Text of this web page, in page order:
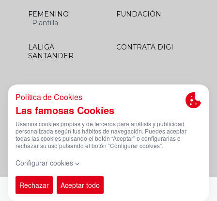
FEMENINO
Plantilla
FUNDACIÓN
LALIGA
SANTANDER
CONTRATA DIGI
Política De Privacidad
Política De Cookies
Canal De Denuncias